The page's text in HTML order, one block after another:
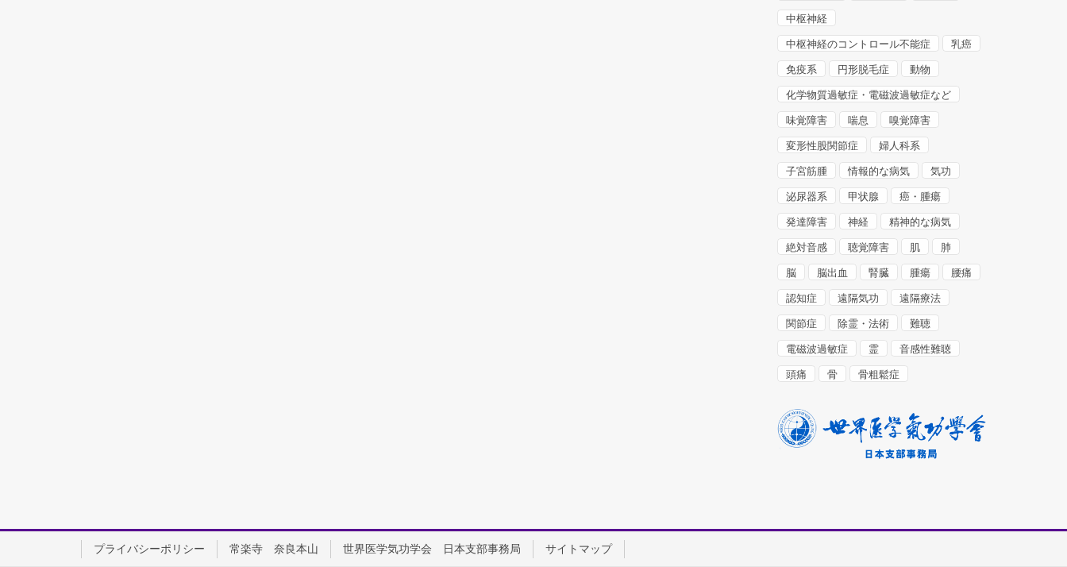
中枢神経
中枢神経のコントロール不能症 乳癌
免疫系 円形脱毛症 動物
化学物質過敏症・電磁波過敏症など
味覚障害 喘息 嗅覚障害
変形性股関節症 婦人科系
子宮筋腫 情報的な病気 気功
泌尿器系 甲状腺 癌・腫瘍
発達障害 神経 精神的な病気
絶対音感 聴覚障害 肌 肺
脳 脳出血 腎臓 腫瘍 腰痛
認知症 遠隔気功 遠隔療法
関節症 除霊・法術 難聴
電磁波過敏症 霊 音感性難聴
頭痛 骨 骨粗鬆症
プライバシーポリシー 常楽寺 奈良本山 世界医学気功学会 日本支部事務局 サイトマップ